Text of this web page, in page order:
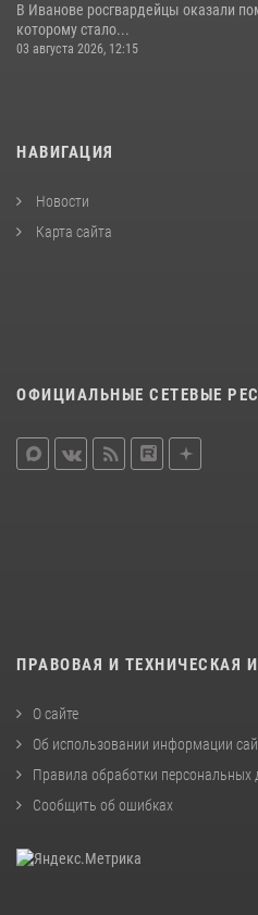
В Иванове росгвардейцы оказали
которому стало...
03 августа 2026, 12:15
НАВИГАЦИЯ
Новости
Карта сайта
ОФИЦИАЛЬНЫЕ СЕТЕВЫЕ
ПРАВОВАЯ И ТЕХНИЧЕСКАЯ
О сайте
Об использовании информации
Правила обработки персональных
Сообщить об ошибках